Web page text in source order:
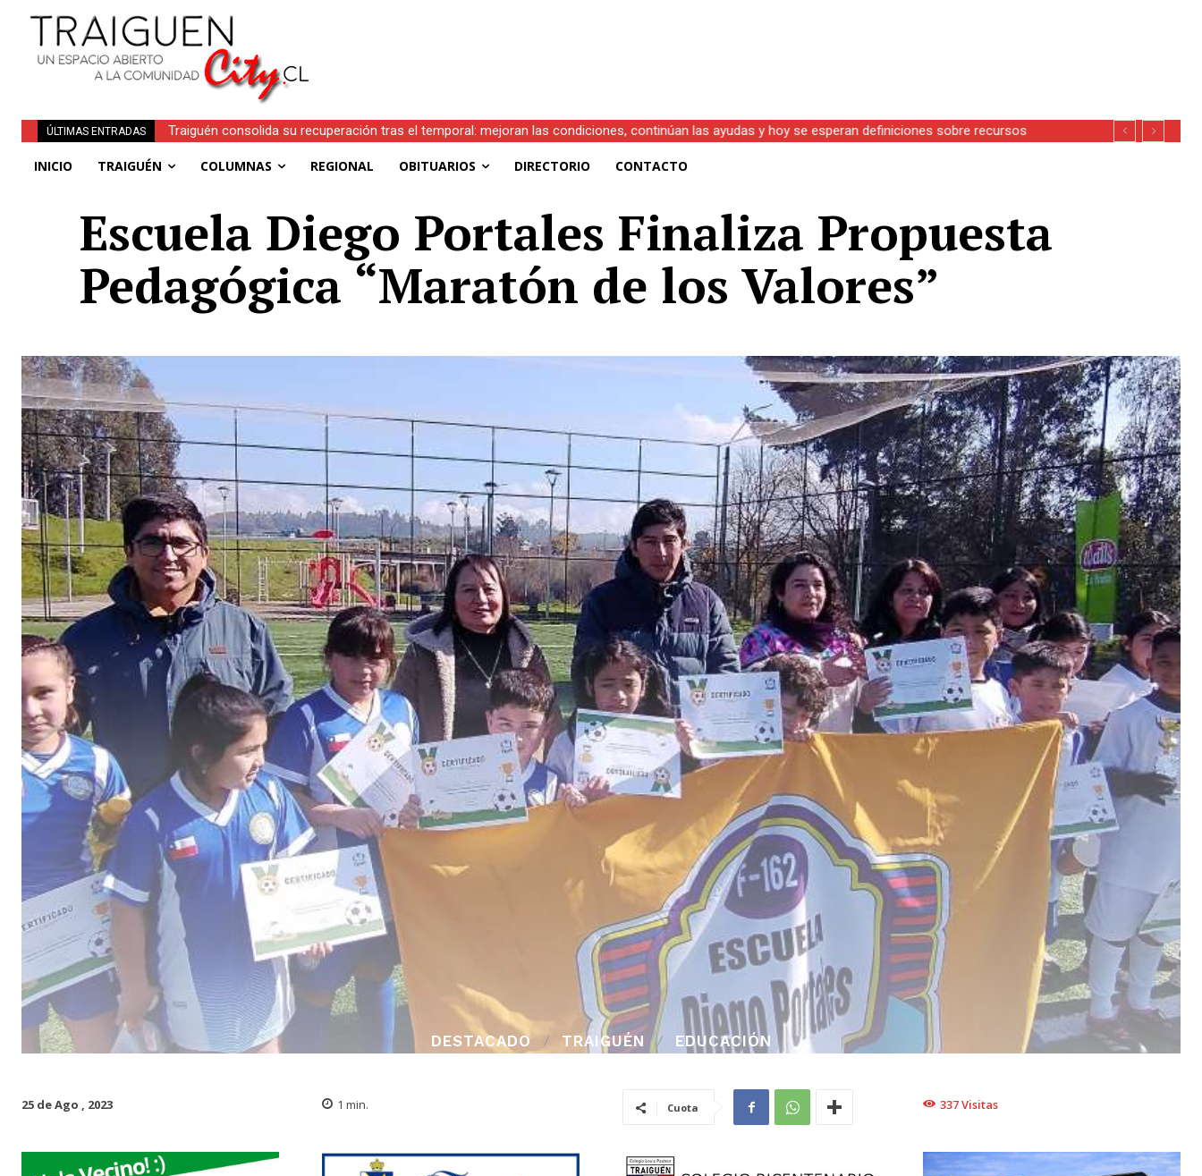
ÚLTIMAS ENTRADAS
Traiguén consolida su recuperación tras el temporal: mejoran las condiciones, continúan las ayudas y hoy se esperan definiciones sobre recursos
INICIO TRAIGUÉN COLUMNAS REGIONAL OBITUARIOS DIRECTORIO CONTACTO
Escuela Diego Portales Finaliza Propuesta
Pedagógica “Maratón de los Valores”
DESTACADO TRAIGUÉN EDUCACIÓN
25 de Ago , 2023 1 min. Cuota 337Visitas